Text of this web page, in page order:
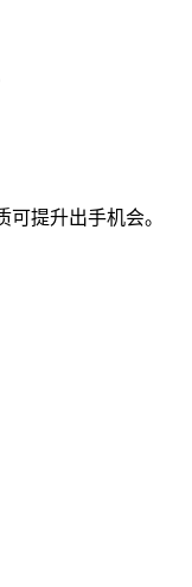
提升出手机会。